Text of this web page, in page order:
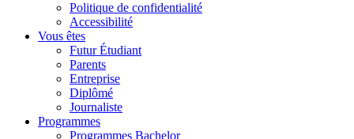
Politique de confidentialité
Accessibilité
Vous êtes
Futur Étudiant
Parents
Entreprise
Diplômé
Journaliste
Programmes
Programmes Bachelor